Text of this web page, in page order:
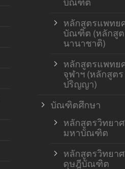
หลักสูตรแพทย
บัณฑิต (หลักสู
นานาชาติ)
หลักสูตรแพทย
จุฬาฯ (หลักสูตร
ปริญญา)
บัณฑิตศึกษา
หลักสูตรวิทยา
มหาบัณฑิต
หลักสูตรวิทยา
ดุษฎีบัณฑิต